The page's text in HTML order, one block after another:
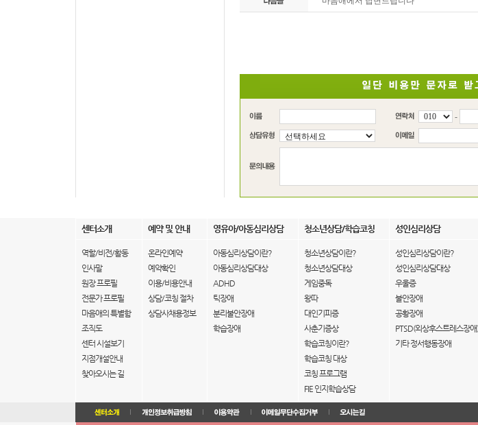
-
센터소개 예약 및 안내 영유아/아동심리상담 청소년상담/학습코칭 성인심리상담
역할/비전/활동
인사말
원장 프로필
전문가 프로필
마음애의 특별함
조직도
센터 시설보기
지점개설안내
찾아오시는 길
온라인예약
예약확인
이용/비용안내
상담/코칭 절차
상담사채용정보
아동심리상담이란?
아동심리상담대상
ADHD
틱장애
분리불안장애
학습장애
청소년상담이란?
청소년상담대상
게임중독
왕따
대인기피증
사춘기증상
학습코칭이란?
학습코칭 대상
코칭 프로그램
FIE 인지학습상담
성인심리상담이란?
성인심리상담대상
우울증
불안장애
공황장애
PTSD(외상후스트레스장애)
기타 정서행동장애